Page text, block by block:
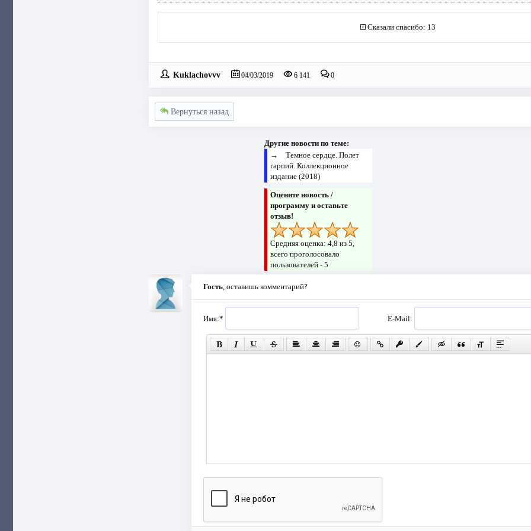
Сказали спасибо: 13
Kuklachovvv 04/03/2019 6 141 0
Вернуться назад
Другие новости по теме:
→Темное сердце. Полет
гарпий. Коллекционное
издание (2018)
Оцените новость /
программу и оставьте
отзыв!
Средняя оценка:4,8 из 5,
всего проголосовало
пользователей -5
Гость, оставишь комментарий?
Имя:* E-Mail: